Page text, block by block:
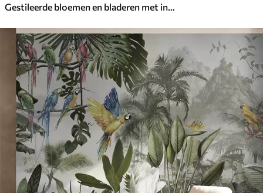
Gestileerde bloemen en bladeren met ingewikkeld lijnwerk in groenblauwe en gele tinten op donkere achtergrond